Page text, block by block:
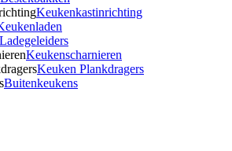
Keukenkastinrichting
Ladegeleiders
Keukenscharnieren
Keuken Plankdragers
Buitenkeukens